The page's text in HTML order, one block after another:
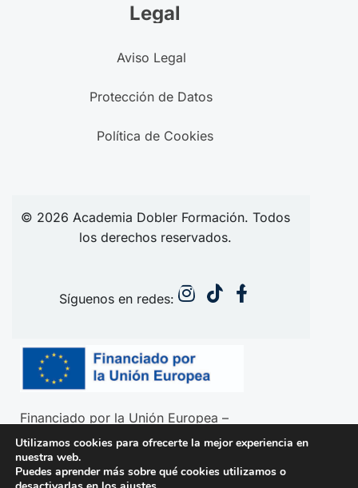
Legal
Aviso Legal
Protección de Datos
Política de Cookies
© 2026 Academia Dobler Formación. Todos
los derechos reservados.
Síguenos en redes:
Financiado por la Unión Europea –
NextGenerationEU
Utilizamos cookies para ofrecerte la mejor experiencia en
nuestra web.
Puedes aprender más sobre qué cookies utilizamos o